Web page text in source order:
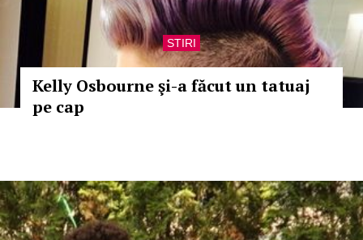
STIRI
Kelly Osbourne şi-a făcut un tatuaj
pe cap